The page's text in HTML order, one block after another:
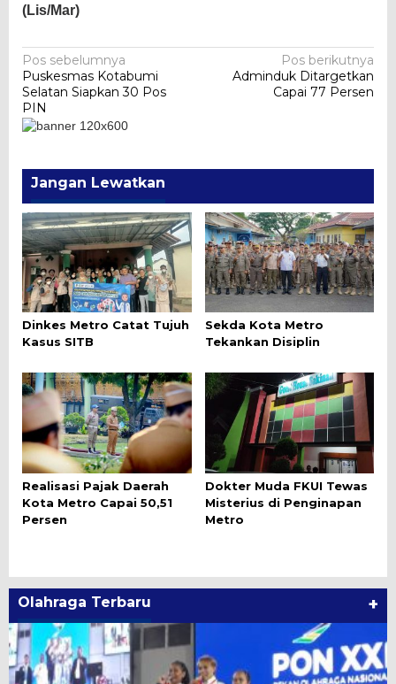
(Lis/Mar)
Navigasi
pos
Pos sebelumnya
Puskesmas Kotabumi
Selatan Siapkan 30 Pos
PIN
Pos berikutnya
Adminduk Ditargetkan
Capai 77 Persen
Jangan Lewatkan
Dinkes Metro Catat Tujuh
Kasus SITB
Sekda Kota Metro
Tekankan Disiplin
Realisasi Pajak Daerah
Kota Metro Capai 50,51
Persen
Dokter Muda FKUI Tewas
Misterius di Penginapan
Metro
Olahraga Terbaru +